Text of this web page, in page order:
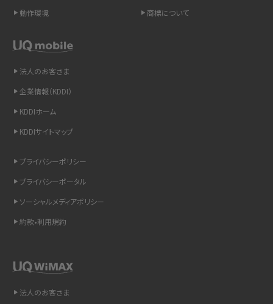
iCloudの使用容量を減らす9つの方法！使用状況の確認手順も紹介
インスタのDMの送り方は？便利機能の使い方や注意点をわかりやすく解説
「iPhoneを探す」の使い方と設定方法を紹介！ブラウザやアプリから探す方法を
詳しく解説
動作環境
商標について
法人のお客さま
企業情報（KDDI）
KDDIホーム
KDDIサイトマップ
プライバシーポリシー
プライバシーポータル
ソーシャルメディアポリシー
約款•利用規約
法人のお客さま